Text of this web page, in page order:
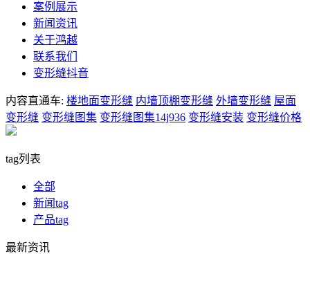
案例展示
新闻资讯
关于鸿越
联系我们
变形缝抖音
内容直通车: 楼地面变形缝 内墙顶棚变形缝 外墙变形缝 屋面
变形缝 变形缝图集 变形缝图集14j936 变形缝安装 变形缝价格
tag列表
全部
新闻tag
产品tag
最新资讯